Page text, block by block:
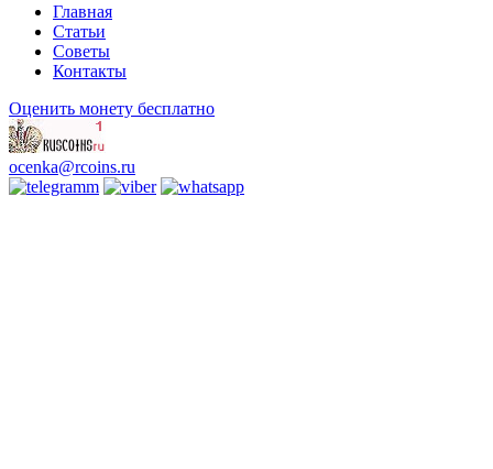
Главная
Статьи
Советы
Контакты
Оценить монету бесплатно
ocenka@rcoins.ru